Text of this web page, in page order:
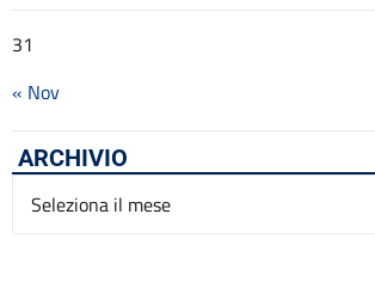
31
« Nov
ARCHIVIO
Archivio